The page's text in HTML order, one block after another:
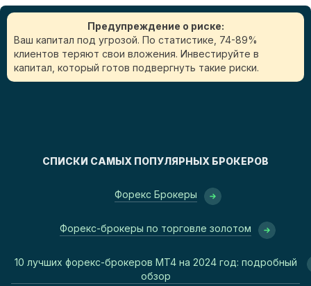
Предупреждение о риске:
Ваш капитал под угрозой. По статистике, 74-89%
клиентов теряют свои вложения. Инвестируйте в
капитал, который готов подвергнуть такие риски.
СПИСКИ САМЫХ ПОПУЛЯРНЫХ БРОКЕРОВ
Форекс Брокеры
Форекс-брокеры по торговле золотом
10 лучших форекс-брокеров MT4 на 2024 год: подробный
обзор